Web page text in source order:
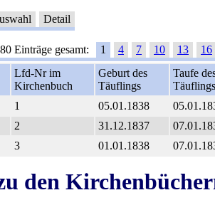
Detail
Einträge gesamt: 1 4 7 10 13
16
Lfd-Nr im
Kirchenbuch
Geburt des
Täuflings
Taufe
Täuflings
1 05.01.1838
2 31.12.1837
3 01.01.1838
den